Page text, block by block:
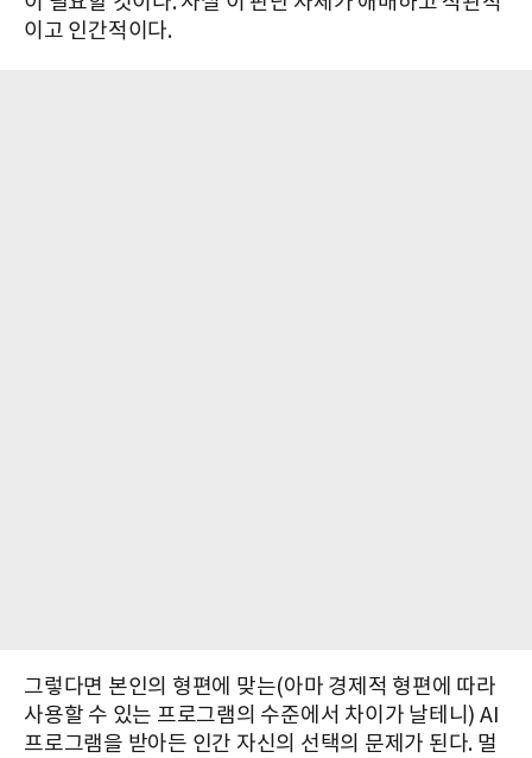
이고 인간적이다.
그렇다면 본인의 형편에 맞는(아마 경제적 형편에 따라
사용할 수 있는 프로그램의 수준에서 차이가 날테니) AI
프로그램을 받아든 인간 자신의 선택의 문제가 된다. 멀